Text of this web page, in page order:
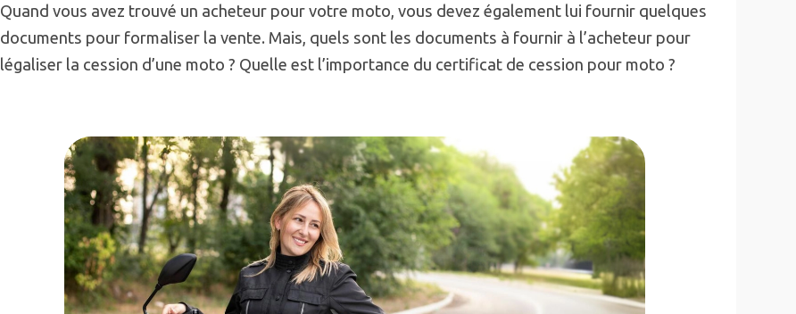
Quand vous avez trouvé un acheteur pour votre moto, vous devez également lui fournir quelques
documents pour formaliser la vente. Mais, quels sont les documents à fournir à l’acheteur pour
légaliser la cession d’une moto ? Quelle est l’importance du certificat de cession pour moto ?